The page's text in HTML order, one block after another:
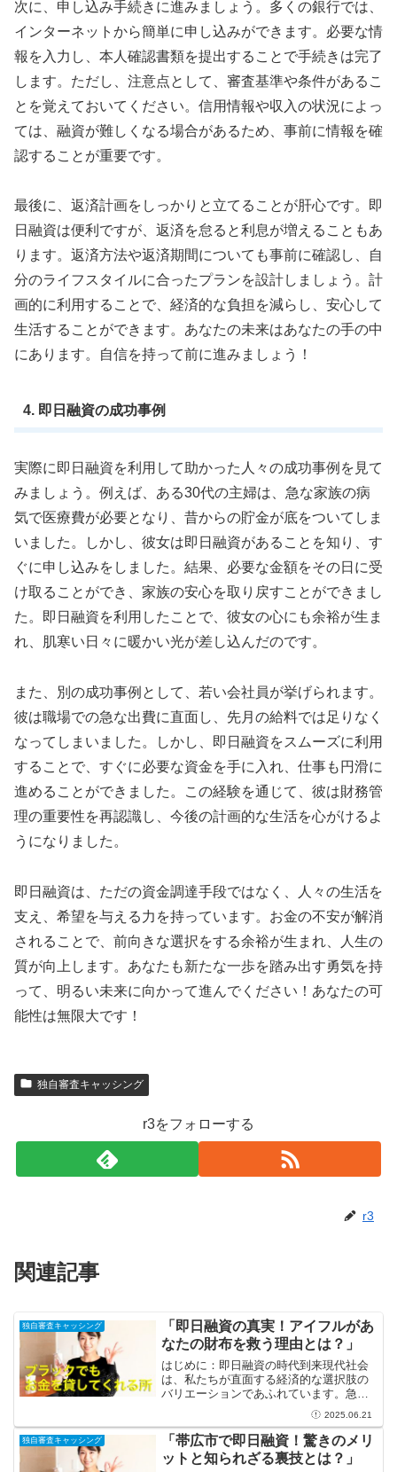
次に、申し込み手続きに進みましょう。多くの銀行では、
インターネットから簡単に申し込みができます。必要な情
報を入力し、本人確認書類を提出することで手続きは完了
します。ただし、注意点として、審査基準や条件があるこ
とを覚えておいてください。信用情報や収入の状況によっ
ては、融資が難しくなる場合があるため、事前に情報を確
認することが重要です。
最後に、返済計画をしっかりと立てることが肝心です。即
日融資は便利ですが、返済を怠ると利息が増えることもあ
ります。返済方法や返済期間についても事前に確認し、自
分のライフスタイルに合ったプランを設計しましょう。計
画的に利用することで、経済的な負担を減らし、安心して
生活することができます。あなたの未来はあなたの手の中
にあります。自信を持って前に進みましょう！
4. 即日融資の成功事例
実際に即日融資を利用して助かった人々の成功事例を見て
みましょう。例えば、ある30代の主婦は、急な家族の病
気で医療費が必要となり、昔からの貯金が底をついてしま
いました。しかし、彼女は即日融資があることを知り、す
ぐに申し込みをしました。結果、必要な金額をその日に受
け取ることができ、家族の安心を取り戻すことができまし
た。即日融資を利用したことで、彼女の心にも余裕が生ま
れ、肌寒い日々に暖かい光が差し込んだのです。
また、別の成功事例として、若い会社員が挙げられます。
彼は職場での急な出費に直面し、先月の給料では足りなく
なってしまいました。しかし、即日融資をスムーズに利用
することで、すぐに必要な資金を手に入れ、仕事も円滑に
進めることができました。この経験を通じて、彼は財務管
理の重要性を再認識し、今後の計画的な生活を心がけるよ
うになりました。
即日融資は、ただの資金調達手段ではなく、人々の生活を
支え、希望を与える力を持っています。お金の不安が解消
されることで、前向きな選択をする余裕が生まれ、人生の
質が向上します。あなたも新たな一歩を踏み出す勇気を持
って、明るい未来に向かって進んでください！あなたの可
能性は無限大です！
独自審査キャッシング
r3をフォローする
r3
関連記事
独自審査キャッシング
「即日融資の真実！アイフルがあ
なたの財布を救う理由とは？」
はじめに：即日融資の時代到来現代社会
は、私たちが直面する経済的な選択肢の
バリエーションであふれています。急な
出費や予期せぬトラブルに遭遇すること
は誰にでもありますが、そんなときに頼
りになるのが「即日融資」です。特にア
イフルは、スピーディーな...
2025.06.21
独自審査キャッシング
「帯広市で即日融資！驚きのメリ
ットと知られざる裏技とは？」